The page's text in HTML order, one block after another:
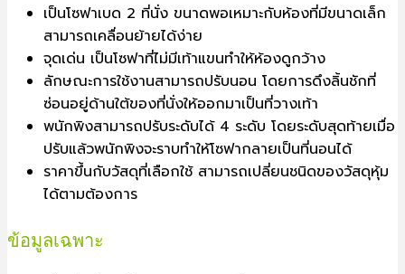
เป็นโซฟาเบด 2 ที่นั่ง ขนาดพอเหมาะกับห้องที่มีขนาดเล็ก
สามารถเคลื่อนย้ายได้ง่าย
จุดเด่น เป็นโซฟาที่ไม่มีเท้าแขนทำให้ห้องดูกว้าง
ลักษณะการใช้งานสามารถปรับนอน โดยการดึงลิ้นชักที่
ซ่อนอยู่ด้านใต้ของที่นั่งให้ออกมาเป็นที่วางเท้า
พนักพิงสามารถปรับระดับได้ 4 ระดับ โดยระดับสุดท้ายเมื่อ
ปรับแล้วพนักพิงจะราบทำให้โซฟากลายเป็นที่นอนได้
ราคาขึ้นกับวัสดุที่เลือกใช้ สามารถเปลี่ยนชนิดของวัสดุหุ้ม
ได้ตามต้องการ
ข้อมูลเฉพาะ